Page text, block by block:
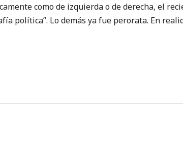
como de izquierda o de derecha, el
política”. Lo demás ya fue perorata. En